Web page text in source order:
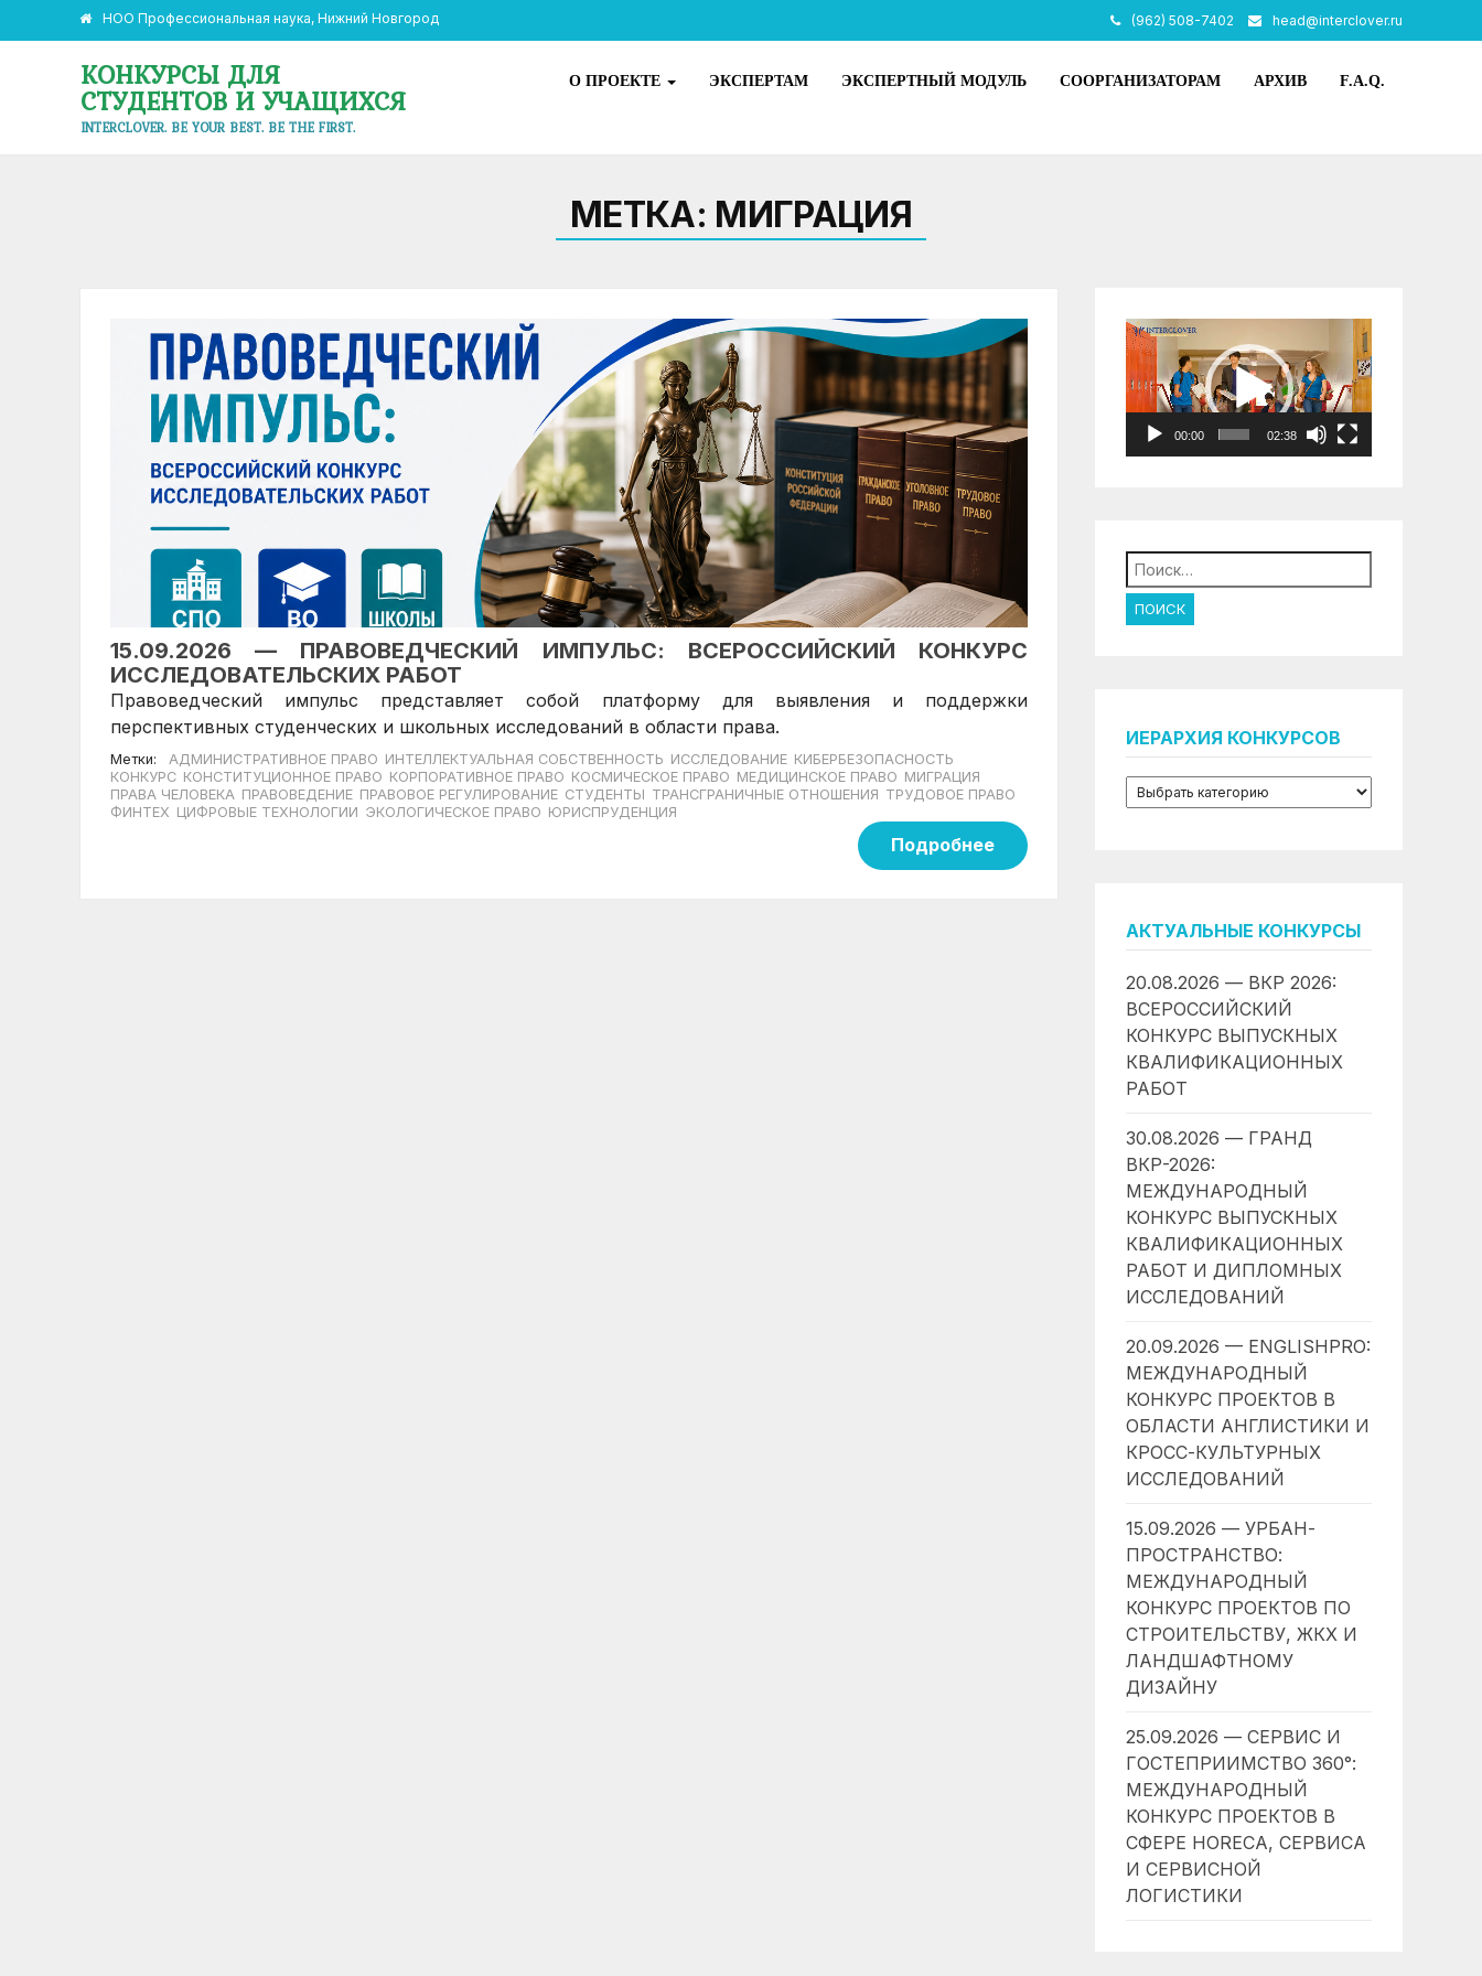
НОО Профессиональная наука, Нижний Новгород (962) 508-7402 head@interclover.ru
КОНКУРСЫ ДЛЯ
СТУДЕНТОВ И УЧАЩИХСЯ
INTERCLOVER. BE YOUR BEST. BE THE FIRST.
О ПРОЕКТЕ ЭКСПЕРТАМ ЭКСПЕРТНЫЙ МОДУЛЬ СООРГАНИЗАТОРАМ АРХИВ F.A.Q.
МЕТКА: МИГРАЦИЯ
15.09.2026 — ПРАВОВЕДЧЕСКИЙ ИМПУЛЬС: ВСЕРОССИЙСКИЙ КОНКУРС
ИССЛЕДОВАТЕЛЬСКИХ РАБОТ
Правоведческий импульс представляет собой платформу для выявления и поддержки
перспективных студенческих и школьных исследований в области права.
Метки: АДМИНИСТРАТИВНОЕ ПРАВО ИНТЕЛЛЕКТУАЛЬНАЯ СОБСТВЕННОСТЬ ИССЛЕДОВАНИЕ КИБЕРБЕЗОПАСНОСТЬ
КОНКУРС КОНСТИТУЦИОННОЕ ПРАВО КОРПОРАТИВНОЕ ПРАВО КОСМИЧЕСКОЕ ПРАВО МЕДИЦИНСКОЕ ПРАВО МИГРАЦИЯ
ПРАВА ЧЕЛОВЕКА ПРАВОВЕДЕНИЕ ПРАВОВОЕ РЕГУЛИРОВАНИЕ СТУДЕНТЫ ТРАНСГРАНИЧНЫЕ ОТНОШЕНИЯ ТРУДОВОЕ ПРАВО
ФИНТЕХ ЦИФРОВЫЕ ТЕХНОЛОГИИ ЭКОЛОГИЧЕСКОЕ ПРАВО ЮРИСПРУДЕНЦИЯ
Подробнее
Видеоплеер
00:00 02:38
Найти:
ИЕРАРХИЯ КОНКУРСОВ
АКТУАЛЬНЫЕ КОНКУРСЫ
20.08.2026 — ВКР 2026:
ВСЕРОССИЙСКИЙ
КОНКУРС ВЫПУСКНЫХ
КВАЛИФИКАЦИОННЫХ
РАБОТ
30.08.2026 — ГРАНД
ВКР-2026:
МЕЖДУНАРОДНЫЙ
КОНКУРС ВЫПУСКНЫХ
КВАЛИФИКАЦИОННЫХ
РАБОТ И ДИПЛОМНЫХ
ИССЛЕДОВАНИЙ
20.09.2026 — ENGLISHPRO:
МЕЖДУНАРОДНЫЙ
КОНКУРС ПРОЕКТОВ В
ОБЛАСТИ АНГЛИСТИКИ И
КРОСС-КУЛЬТУРНЫХ
ИССЛЕДОВАНИЙ
15.09.2026 — УРБАН-
ПРОСТРАНСТВО:
МЕЖДУНАРОДНЫЙ
КОНКУРС ПРОЕКТОВ ПО
СТРОИТЕЛЬСТВУ, ЖКХ И
ЛАНДШАФТНОМУ
ДИЗАЙНУ
25.09.2026 — СЕРВИС И
ГОСТЕПРИИМСТВО 360°:
МЕЖДУНАРОДНЫЙ
КОНКУРС ПРОЕКТОВ В
СФЕРЕ HORECA, СЕРВИСА
И СЕРВИСНОЙ
ЛОГИСТИКИ